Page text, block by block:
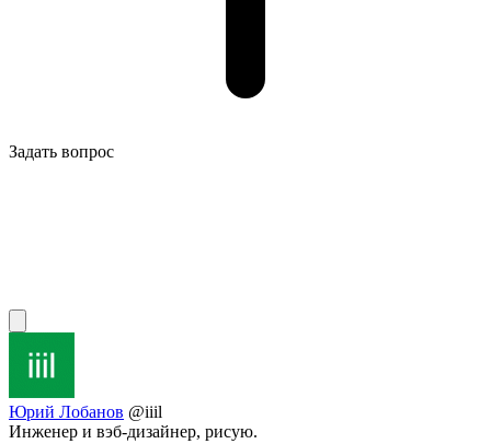
Задать вопрос
Юрий Лобанов @iiil
Инженер и вэб-дизайнер, рисую.